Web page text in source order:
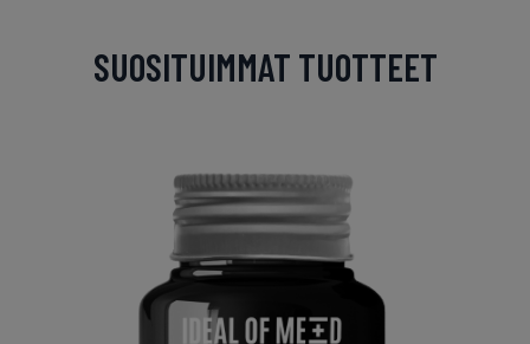
SUOSITUIMMAT TUOTTEET